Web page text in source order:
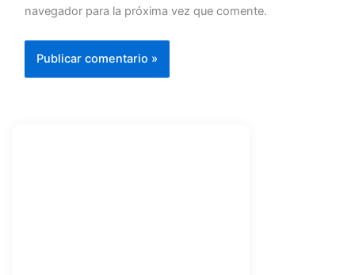
navegador para la próxima vez que comente.